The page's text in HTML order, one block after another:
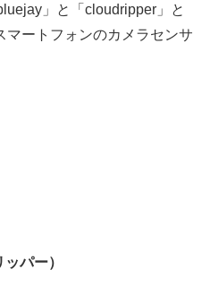
」と「cloudripper」と
ートフォンのカメラセンサ
パー）